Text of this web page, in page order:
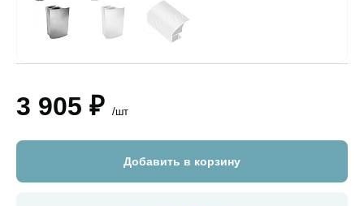
3 905 ₽ /шт
Добавить в корзину